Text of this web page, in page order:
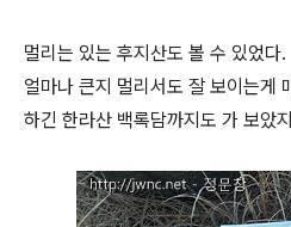
멀리는 있는 후지산도 볼 수 있었다.
얼마나 큰지 멀리서도 잘 보이는게
하긴 한라산 백록담까지도 가 보았